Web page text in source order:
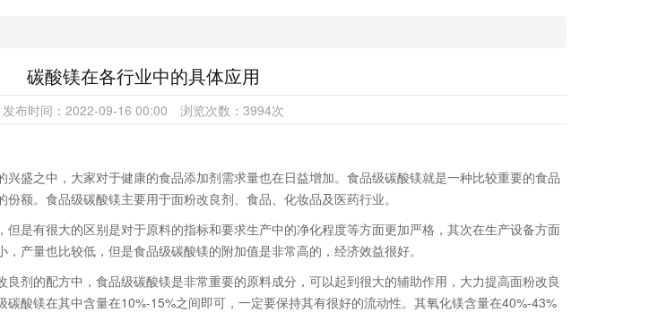
碳酸镁在各行业中的具体应用
发布时间： 2022-09-16 00:00 浏览次数： 3994次
盛之中，大家对于健康的食品添加剂需求量也在日益增加。食品级碳酸镁就是一种比较重要的食品
额。食品级碳酸镁主要用于面粉改良剂、食品、化妆品及医药行业。
是有很大的区别是对于原料的指标和要求生产中的净化程度等方面更加严格，其次在生产设备方面
产量也比较低，但是食品级碳酸镁的附加值是非常高的，经济效益很好。
剂的配方中，食品级碳酸镁是非常重要的原料成分，可以起到很大的辅助作用，大力提高面粉改良
酸镁在其中含量在10%-15%之间即可，一定要保持其有很好的流动性。其氧化镁含量在40%-43%